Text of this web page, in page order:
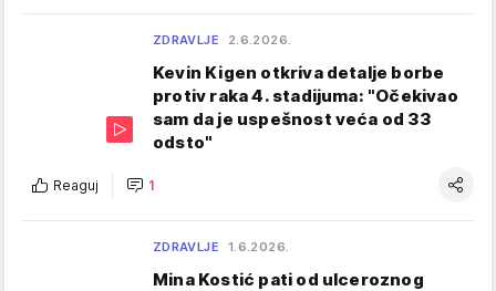
ZDRAVLJE 2.6.2026.
Kevin Kigen otkriva detalje borbe
protiv raka 4. stadijuma: "Očekivao
sam da je uspešnost veća od 33
odsto"
Reaguj 1
ZDRAVLJE 1.6.2026.
Mina Kostić pati od ulceroznog